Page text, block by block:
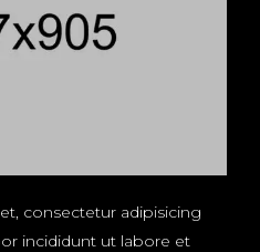
consectetur adipisicing
incididunt ut labore et